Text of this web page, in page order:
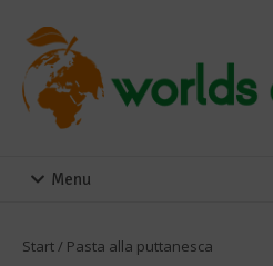
Menu
Start/ Pasta alla puttanesca